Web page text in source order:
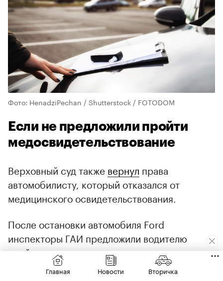
Фото: HenadziPechan / Shutterstock / FOTODOM
Если не предложили пройти
медосвидетельствование
Верховный суд также вернул права
автомобилисту, который отказался от
медицинского освидетельствования.
После остановки автомобиля Ford
инспекторы ГАИ предложили водителю
пройти проверку на состояние опьянения,
однако не уточнили, что речь идет именно о
Главная Новости Вторичка